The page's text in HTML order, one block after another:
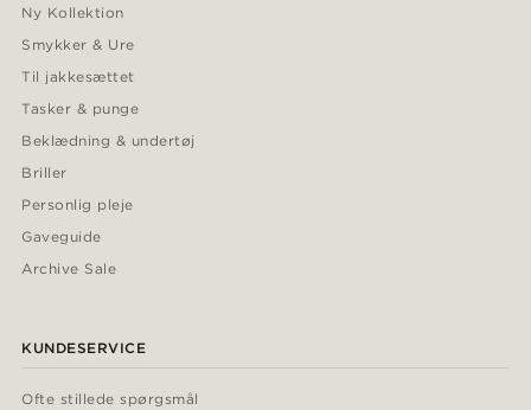
Ny Kollektion
Smykker & Ure
Til jakkesættet
Tasker & punge
Beklædning & undertøj
Briller
Personlig pleje
Gaveguide
Archive Sale
KUNDESERVICE
Ofte stillede spørgsmål